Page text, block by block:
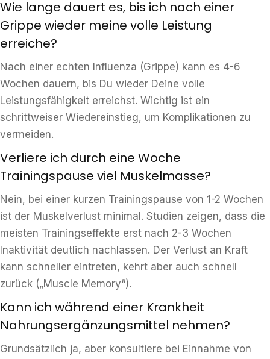
Wie lange dauert es, bis ich nach einer
Grippe wieder meine volle Leistung
erreiche?
Nach einer echten Influenza (Grippe) kann es 4-6
Wochen dauern, bis Du wieder Deine volle
Leistungsfähigkeit erreichst. Wichtig ist ein
schrittweiser Wiedereinstieg, um Komplikationen zu
vermeiden.
Verliere ich durch eine Woche
Trainingspause viel Muskelmasse?
Nein, bei einer kurzen Trainingspause von 1-2 Wochen
ist der Muskelverlust minimal. Studien zeigen, dass die
meisten Trainingseffekte erst nach 2-3 Wochen
Inaktivität deutlich nachlassen. Der Verlust an Kraft
kann schneller eintreten, kehrt aber auch schnell
zurück („Muscle Memory“).
Kann ich während einer Krankheit
Nahrungsergänzungsmittel nehmen?
Grundsätzlich ja, aber konsultiere bei Einnahme von